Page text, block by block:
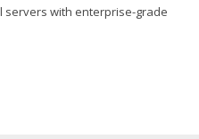
with enterprise-grade